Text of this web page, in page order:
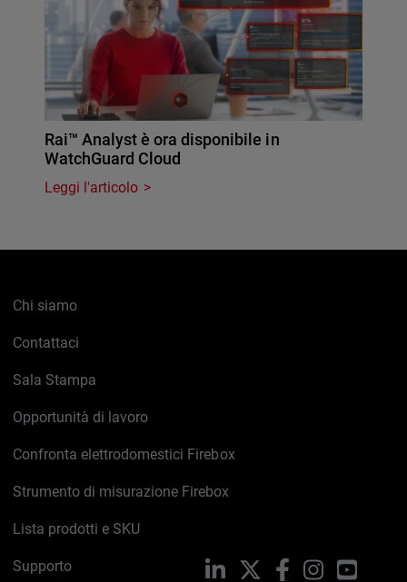
Rai™ Analyst è ora disponibile in
WatchGuard Cloud
Leggi l'articolo
Chi siamo
Contattaci
Sala Stampa
Opportunità di lavoro
Confronta elettrodomestici Firebox
Strumento di misurazione Firebox
Lista prodotti e SKU
Supporto LinkedIn FacebookInstagram